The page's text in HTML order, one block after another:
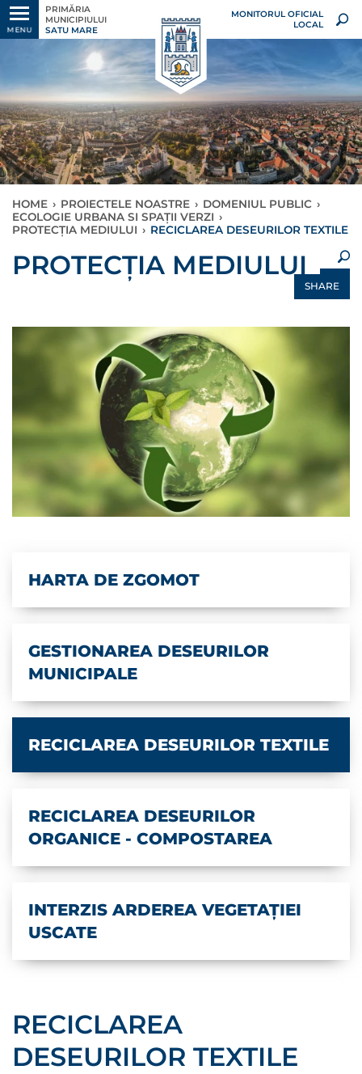
MENU
PRIMĂRIA
MUNICIPIULUI
SATU MARE
MONITORUL OFICIAL
LOCAL
HOME › PROIECTELE NOASTRE › DOMENIUL PUBLIC ›
ECOLOGIE URBANA SI SPAŢII VERZI ›
PROTECȚIA MEDIULUI › RECICLAREA DESEURILOR TEXTILE
×
PROTECȚIA MEDIULUI
SHARE
HARTA DE ZGOMOT
GESTIONAREA DESEURILOR
MUNICIPALE
RECICLAREA DESEURILOR TEXTILE
RECICLAREA DESEURILOR
ORGANICE - COMPOSTAREA
INTERZIS ARDEREA VEGETAȚIEI
USCATE
RECICLAREA
DESEURILOR TEXTILE